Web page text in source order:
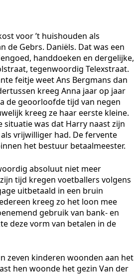
voor ’t huishouden als
de Gebrs. Daniëls. Dat was een
handdoeken en dergelijke,
tegenwoordig Telexstraat.
feitje weet Ans Bergmans dan
kreeg Anna jaar op jaar
de geoorloofde tijd van negen
kreeg ze haar eerste kleine.
situatie was dat Harry naast zijn
vrijwilliger had. De fervente
het bestuur betaalmeester.
absoluut niet meer
tijd kregen voetballers volgens
uitbetaald in een bruin
kreeg zo het loon mee
gebruik van bank- en
deze vorm van betalen in de
zeven kinderen woonden aan het
hen woonde het gezin Van der